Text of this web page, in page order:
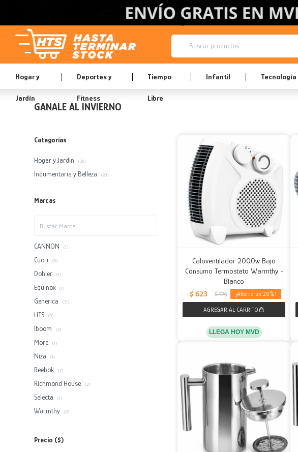
Hogar y
Jardín
Deportes y
Fitness
Tiempo
Libre
Infantil Tecnología
GANALE AL INVIERNO
Caloventilador 2000w Bajo
Consumo Termostato Warmthy -
Blanco
$ 623 $ 779 20
LLEGA HOY MVD
Categorías
Hogar y Jardín (38)
Indumentaria y Belleza (20)
Marcas
CANNON (1)
Cuori (5)
Dohler (1)
Equinox (1)
Generica (31)
HTS (3)
lboom (2)
More (1)
Niza (1)
Reebok (7)
Richmond House (2)
Selecta (1)
Warmthy (2)
Precio ($)